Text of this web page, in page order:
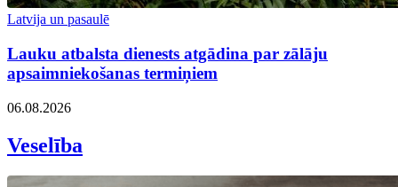
Latvija un pasaulē
Lauku atbalsta dienests atgādina par zālāju
apsaimniekošanas termiņiem
06.08.2026
Veselība